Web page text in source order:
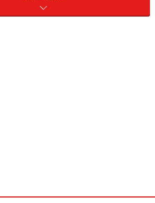
トを持っているらしい。だからトヨタ
だのだろう。